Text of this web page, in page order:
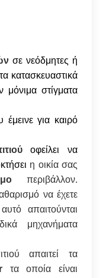
σε νεόδμητες ή
κατασκευαστικά
στίγματα
για καιρό
οφείλει να
η οικία σας
περιβάλλον.
να έχετε
απαιτούνται
μηχανήματα
απαιτεί τα
τα οποία είναι